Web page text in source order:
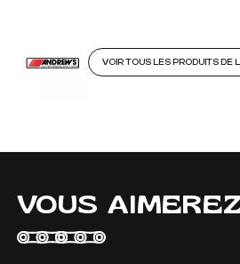
VOIR TOUS LES PRODUITS DE
VOUS